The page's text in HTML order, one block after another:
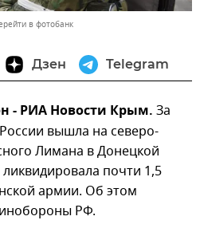
в фотобанк
Дзен Telegram
- РИА Новости Крым. За
вышла на северо-
Лимана в Донецкой
почти 1,5
армии. Об этом
РФ.